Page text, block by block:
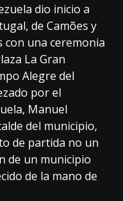
dio inicio a
de Camões y
con una ceremonia
La Gran
Alegre del
por el
Manuel
del municipio,
de partida no un
de un municipio
de la mano de